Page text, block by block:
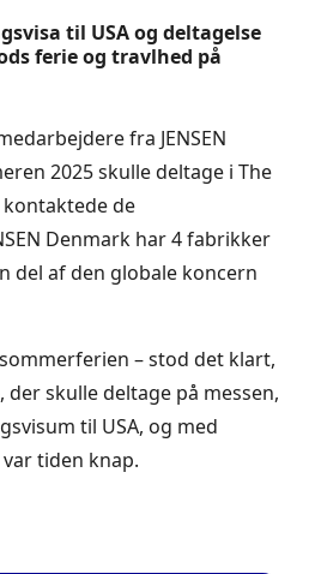
til USA og deltagelse
ferie og travlhed på
fra JENSEN
2025 skulle deltage i The
kontaktede de
Denmark har 4 fabrikker
del af den globale koncern
– stod det klart,
skulle deltage på messen,
til USA, og med
tiden knap.